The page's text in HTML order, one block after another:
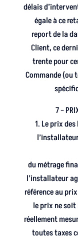
délais
égale à ce
report de la
Client, ce
trente pour
Commande (ou
7 –
1. Le prix
du métrage
l’installateur
référence au
le prix ne soit
réellement
toutes taxes